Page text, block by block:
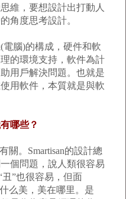
維，要想設計出打動人
角度思考設計。
腦)的構成，硬件和軟
的環境支持，軟件為計
用戶解決問題。也就是
用軟件，本質就是與軟
哪些？
。Smartisan的設計總
個問題，說人類很容易
丑”也很容易，但面
么美，美在哪里。是